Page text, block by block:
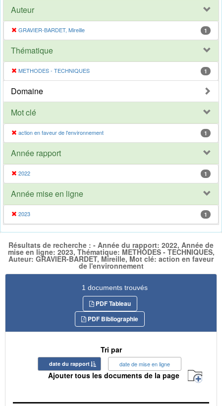
Auteur
GRAVIER-BARDET, Mireille 1
Thématique
METHODES - TECHNIQUES 1
Domaine
Mot clé
action en faveur de l'environnement 1
Année rapport
2022 1
Année mise en ligne
2023 1
Résultats de recherche : - Année du rapport: 2022, Année de
mise en ligne: 2023, Thématique: METHODES - TECHNIQUES,
Auteur: GRAVIER-BARDET, Mireille, Mot clé: action en faveur
de l'environnement
1 documents trouvés
PDF Tableau
PDF Bibliographie
Tri par
date du rapport date de mise en ligne
Ajouter tous les documents de la page